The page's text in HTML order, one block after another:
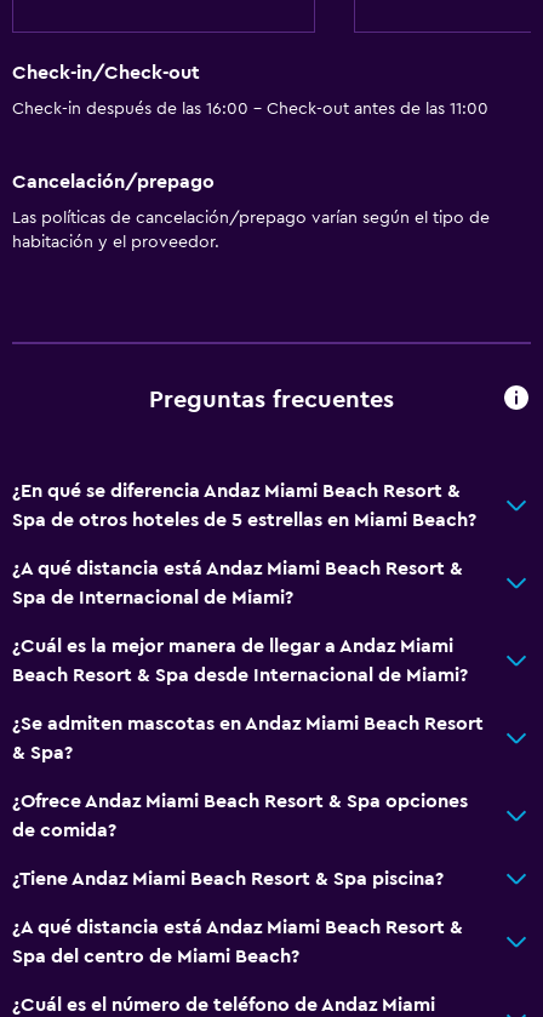
Servicio de conserjería
Acceso con tarjeta
extra)
Accesibilidad
Ducha adaptada para silla de ruedas
Ascensor
Ascensor disponible
Estacionamiento accesible
Para no fumadores
Plantas superiores accesibles por ascensor
Comedor
Menús para dietas especiales (bajo petición)
Check-in/Check-out
Check-in después de las 16:00 - Check-out antes de las 11:00
Cancelación/prepago
Las políticas de cancelación/prepago varían según el tipo de
habitación y el proveedor.
Preguntas frecuentes
¿En qué se diferencia Andaz Miami Beach Resort &
Spa de otros hoteles de 5 estrellas en Miami Beach?
¿A qué distancia está Andaz Miami Beach Resort &
Spa de Internacional de Miami?
¿Cuál es la mejor manera de llegar a Andaz Miami
Beach Resort & Spa desde Internacional de Miami?
¿Se admiten mascotas en Andaz Miami Beach Resort
& Spa?
¿Ofrece Andaz Miami Beach Resort & Spa opciones
de comida?
¿Tiene Andaz Miami Beach Resort & Spa piscina?
¿A qué distancia está Andaz Miami Beach Resort &
Spa del centro de Miami Beach?
¿Cuál es el número de teléfono de Andaz Miami